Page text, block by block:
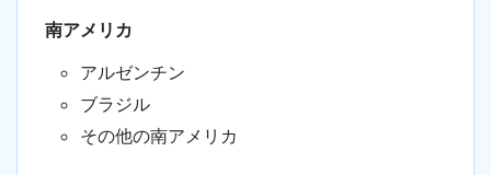
南アメリカ
アルゼンチン
ブラジル
その他の南アメリカ